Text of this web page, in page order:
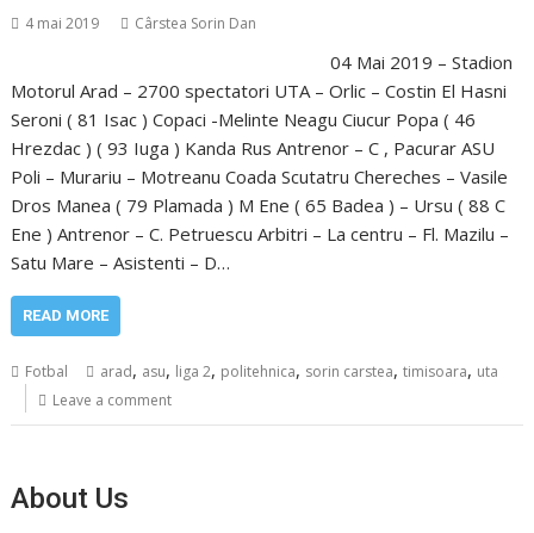
4 mai 2019 Cârstea Sorin Dan
04 Mai 2019 – Stadion
Motorul Arad – 2700 spectatori UTA – Orlic – Costin El Hasni
Seroni ( 81 Isac ) Copaci -Melinte Neagu Ciucur Popa ( 46
Hrezdac ) ( 93 Iuga ) Kanda Rus Antrenor – C , Pacurar ASU
Poli – Murariu – Motreanu Coada Scutatru Chereches – Vasile
Dros Manea ( 79 Plamada ) M Ene ( 65 Badea ) – Ursu ( 88 C
Ene ) Antrenor – C. Petruescu Arbitri – La centru – Fl. Mazilu –
Satu Mare – Asistenti – D…
READ MORE
Fotbal arad, asu, liga 2, politehnica, sorin carstea,timisoara, uta
Leave a comment
About Us